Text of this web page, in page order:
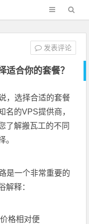
适合你的套餐？
，选择合适的套餐
名的VPS提供商，
了解搬瓦工的不同
。
是一个非常重要的
解释：
格相对便
发表评论